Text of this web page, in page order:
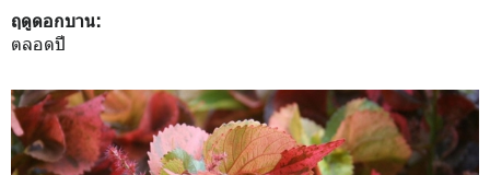
ฤดูดอกบาน:
ตลอดปี